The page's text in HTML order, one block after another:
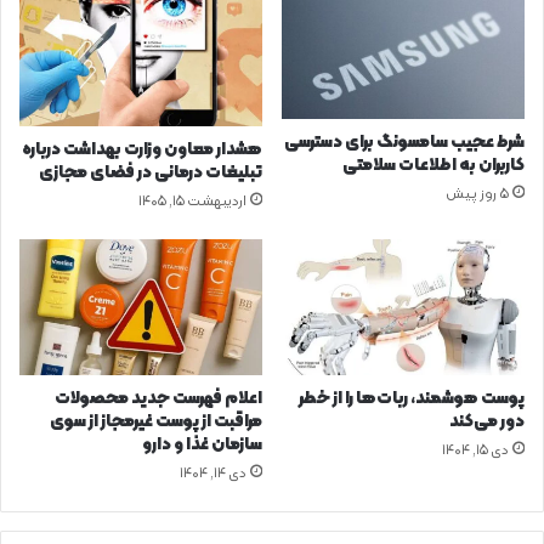
ن
ا
س
و
س
گ
ا
ل
و
س
ن
ع
ز
و
ج
ا
ه
شرط عجیب سامسونگ برای دسترسی
کاربران به اطلاعات سلامتی
5 روز پیش
هشدار معاون وزارت بهداشت درباره
تبلیغات درمانی در فضای مجازی
اردیبهشت ۱۵, ۱۴۰۵
پوست هوشمند، ربات‌ها را از خطر
دور می‌کند
دی ۱۵, ۱۴۰۴
اعلام فهرست جدید محصولات
مراقبت از پوست غیرمجاز از سوی
سازمان غذا و دارو
دی ۱۴, ۱۴۰۴